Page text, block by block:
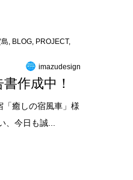
, BLOG, PROJECT,
imazudesign
作成中！
「癒しの宿風車」様
、今日も誠...